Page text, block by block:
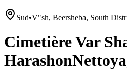
Sud•V"sh, Beersheba, South
CimetièreVar
Harashon